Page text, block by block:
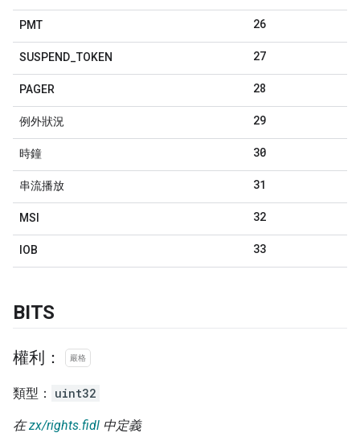
PMT 26
SUSPEND TOKEN 27
PAGER 28
例外狀況 29
時鐘 30
串流播放 31
MSI 32
IOB 33
BITS
權利： 嚴格
類型： uint32
在zx/rights.fidl 中定義